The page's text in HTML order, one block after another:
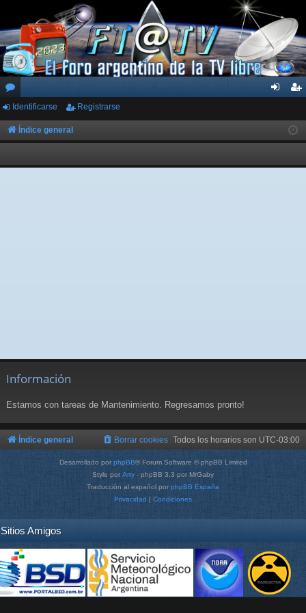
or
os
ar
ist
rs
Identificarse Registrarse
Índice general
Información
Estamos con tareas de Mantenimiento. Regresamos pronto!
Índice general Todos los horarios son UTC-03:00
Borrar cookies
Desarrollado por phpBB® Forum Software © phpBB Limited
Style por Arty - phpBB 3.3 por MrGaby
Traducción al español por phpBB España
Privacidad | Condiciones
Sitios Amigos